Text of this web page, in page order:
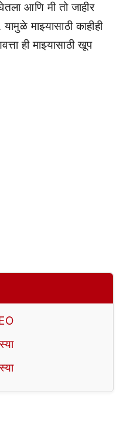
आणि मी तो जाहीर
माझ्यासाठी काहीही
ही माझ्यासाठी खूप